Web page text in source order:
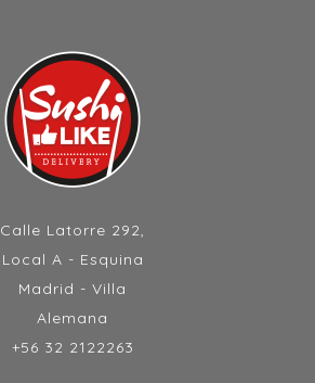
Calle Latorre 292,
Local A - Esquina
Madrid - Villa
Alemana
+56 32 2122263